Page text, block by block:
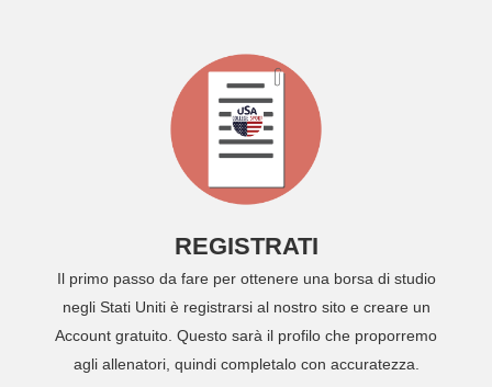
REGISTRATI
Il primo passo da fare per ottenere una borsa di studio
negli Stati Uniti è registrarsi al nostro sito e creare un
Account gratuito. Questo sarà il profilo che proporremo
agli allenatori, quindi completalo con accuratezza.